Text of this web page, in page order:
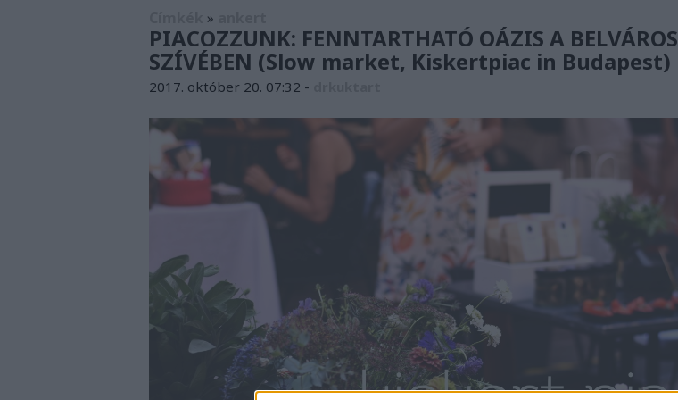
»
PIACOZZUNK: FENNTARTHATÓ OÁZIS A BELVÁROS
SZÍVÉBEN (Slow market, Kiskertpiac in Budapest)
2017. október 20. 07:32 -